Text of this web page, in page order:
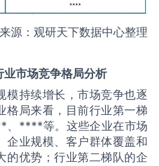
源：观研天下数据中心整理
业市场竞争格局分析
模持续增长，市场竞争也逐
格局来看，目前行业第一梯
、****等。这些企业在市场
企业规模、客户群体覆盖和
的优势；行业第二梯队的企